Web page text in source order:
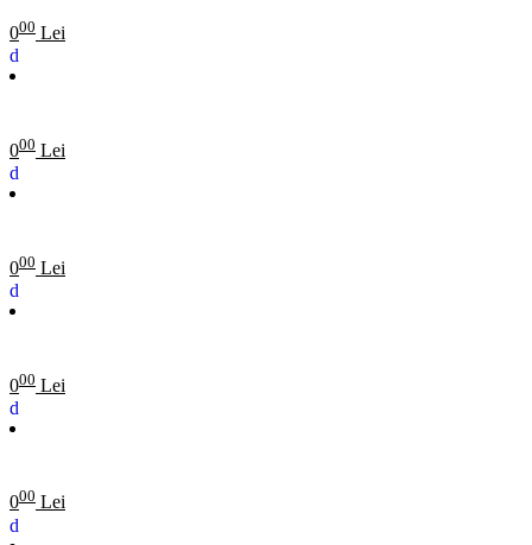
000 Lei
000 Lei
000 Lei
000 Lei
000 Lei